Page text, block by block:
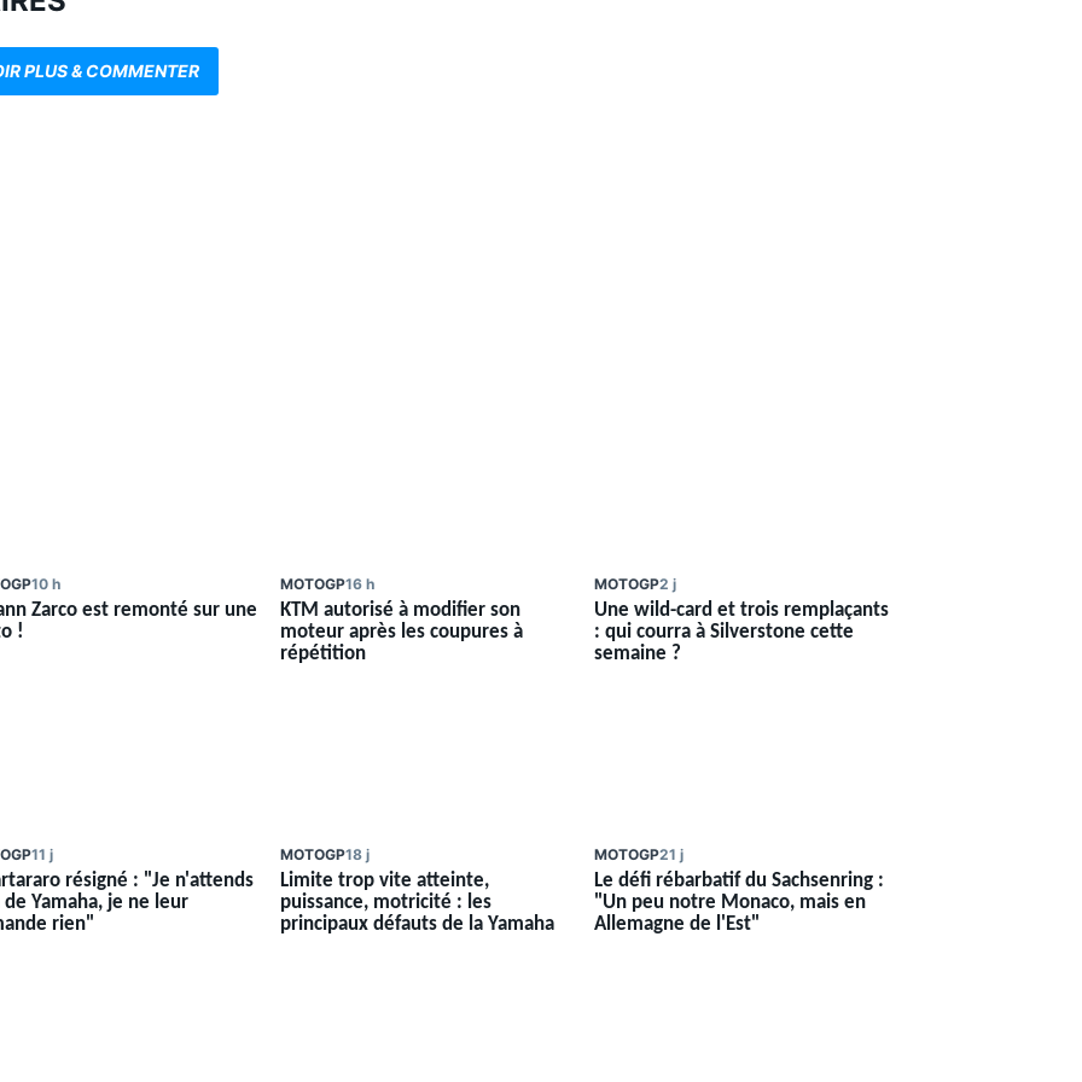
PLUS & COMMENTER
10 h
Zarco est remonté sur une
!
MOTOGP16 h
KTM autorisé à modifier son
moteur après les coupures à
répétition
MOTOGP2 j
Une wild-card et trois remplaçants
: qui courra à Silverstone cette
semaine ?
11 j
résigné : "Je n'attends
de Yamaha, je ne leur
rien"
MOTOGP18 j
Limite trop vite atteinte,
puissance, motricité : les
principaux défauts de la Yamaha
MOTOGP21 j
Le défi rébarbatif du Sachsenring :
"Un peu notre Monaco, mais en
Allemagne de l'Est"